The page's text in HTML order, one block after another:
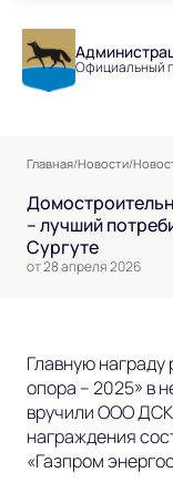
Официальный
Главная/Новости/
– лучший
Сургуте
от 28 апреля 2026
Главную награду
опора – 2025» в
вручили ООО
награждения
«Газпром